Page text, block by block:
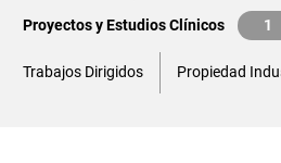
Proyectos y Estudios Clínicos 1
Trabajos Dirigidos Propiedad